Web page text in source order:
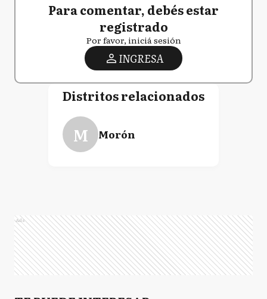
Para comentar, debés estar
registrado
Por favor, iniciá sesión
INGRESA
Distritos relacionados
M Morón
Ads